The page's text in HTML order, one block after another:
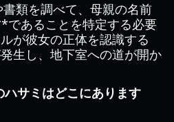
類を調べて、母親の名前
あることを特定する必要
が彼女の正体を認識する
生し、地下室への道が開か
サミはどこにあります